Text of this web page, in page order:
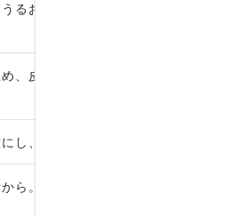
るおいを補い、赤みや刺激がある時は無
、皮脂をなじませ、乳化してやさしく流
し、肌をすこやかに保つ。
ら。赤み・かゆみ・刺激があれば使用を